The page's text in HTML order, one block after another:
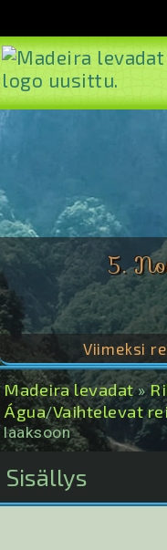
5.
Viimeksi
Madeira levadat»
Água/Vaihtelevat
laaksoon
Sisällys